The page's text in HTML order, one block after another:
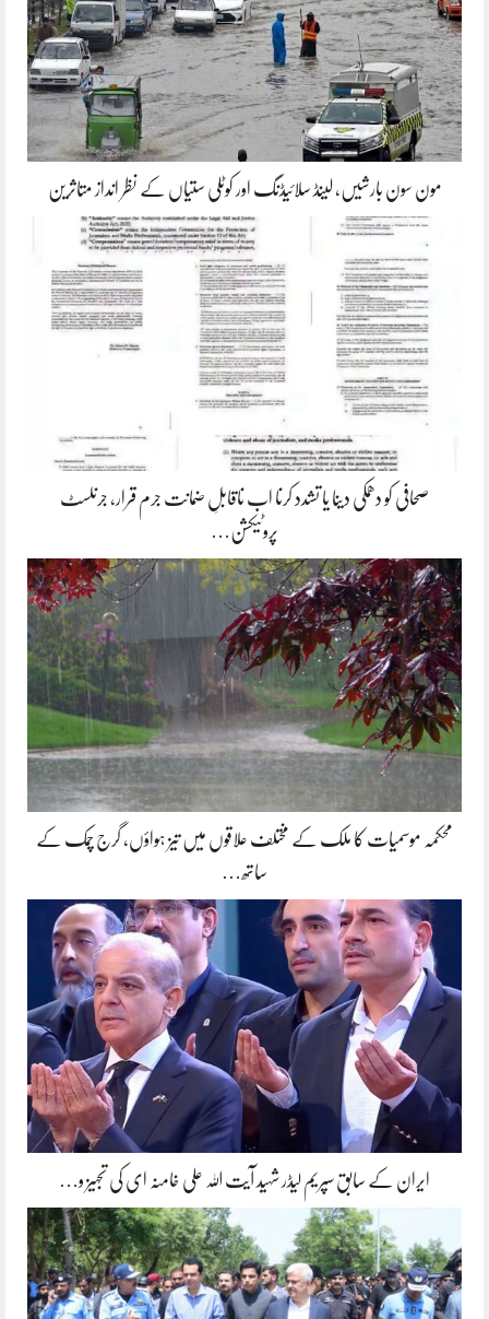
مون سون بارشیں، لینڈ سلائیڈنگ اور کوٹلی ستیاں کے نظر انداز متاثرین
صحافی کو دھمکی دینا یا تشدد کرنا اب ناقابلِ ضمانت جرم قرار، جرنلسٹ
پروٹیکشن…
محکمہ موسمیات کا ملک کے مختلف علاقوں میں تیز ہواؤں، گرج چمک کے
ساتھ…
ایران کے سابق سپریم لیڈر شہید آیت اللہ علی خامنہ ای کی تجہیز و…